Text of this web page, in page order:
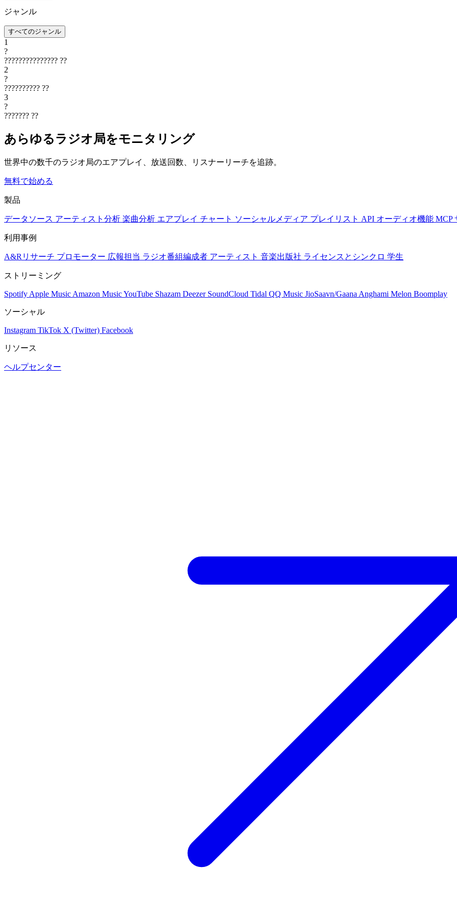
ジャンル
すべてのジャンル
1
?
??????????????? ??
2
?
?????????? ??
3
?
??????? ??
あらゆるラジオ局をモニタリング
世界中の数千のラジオ局のエアプレイ、放送回数、リスナーリーチを追跡。
無料で始める
製品
データソース アーティスト分析 楽曲分析 エアプレイ チャート ソーシャルメディア プレイリスト API オーディオ機能 MCP
利用事例
A&Rリサーチ プロモーター 広報担当 ラジオ番組編成者 アーティスト 音楽出版社 ライセンスとシンクロ 学生
ストリーミング
Spotify Apple Music Amazon MusicYouTube Shazam Deezer SoundCloud Tidal QQ Music JioSaavn/Gaana Anghami Melon Boomplay
ソーシャル
Instagram TikTok X (Twitter) Facebook
リソース
ヘルプセンター